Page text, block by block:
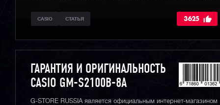
CASIO СТАТЬЯ 3625
ГАРАНТИЯ И ОРИГИНАЛЬНОСТЬ
CASIO GM-S2100B-8A
G-STORE RUSSIA является официальным интернет-магазином